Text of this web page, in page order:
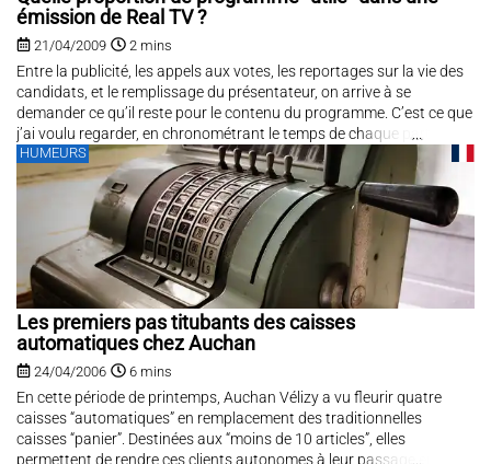
émission de Real TV ?
21/04/2009 2 mins
Entre la publicité, les appels aux votes, les reportages sur la vie des
candidats, et le remplissage du présentateur, on arrive à se
demander ce qu’il reste pour le contenu du programme. C’est ce que
j’ai voulu regarder, en chronométrant le temps de chaque partie. Le
résultat est édifiant, jusqu’à...
HUMEURS
Les premiers pas titubants des caisses
automatiques chez Auchan
24/04/2006 6 mins
En cette période de printemps, Auchan Vélizy a vu fleurir quatre
caisses “automatiques” en remplacement des traditionnelles
caisses “panier”. Destinées aux “moins de 10 articles”, elles
permettent de rendre ces clients autonomes à leur passage en